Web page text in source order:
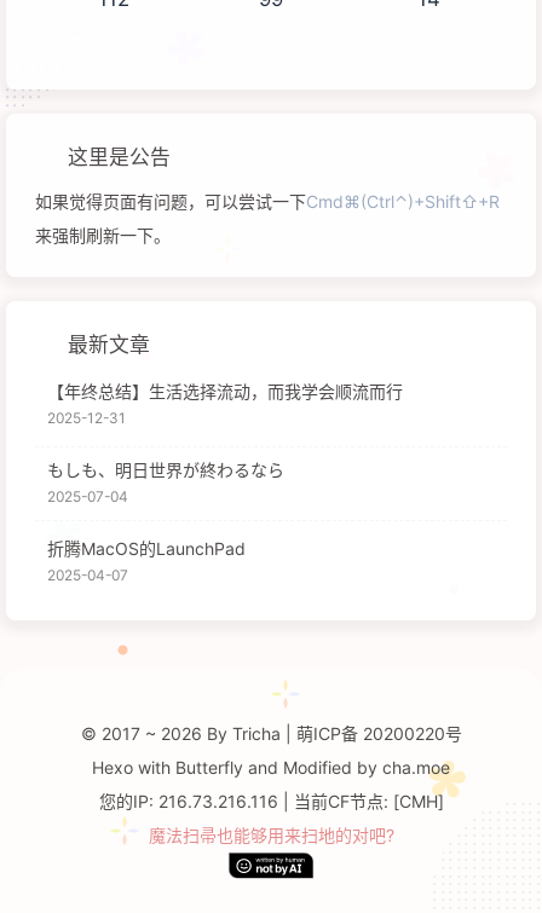
这里是公告
如果觉得页面有问题，可以尝试一下Cmd⌘(Ctrl⌃)+Shift⇧+R
来强制刷新一下。
最新文章
【年终总结】生活选择流动，而我学会顺流而行
2025-12-31
もしも、明日世界が終わるなら
2025-07-04
折腾MacOS的LaunchPad
2025-04-07
© 2017 ~ 2026 By Tricha 萌ICP备 20200220号
Hexo with Butterfly and Modified by cha.moe
您的IP: 216.73.216.116 | 当前CF节点: [CMH]
魔法扫帚也能够用来扫地的对吧?